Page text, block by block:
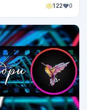
122 0